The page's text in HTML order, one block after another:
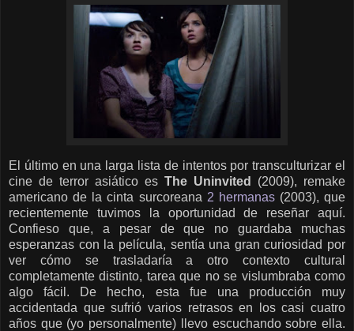
El último en una larga lista de intentos por transculturizar el
cine de terror asiático es The Uninvited
(2009), remake
americano de la cinta surcoreana 2 hermanas(2003), que
recientemente tuvimos la oportunidad de reseñar aquí.
Confieso que, a pesar de que no guardaba muchas
esperanzas con la película, sentía una gran curiosidad por
ver cómo se trasladaría a otro contexto cultural
completamente distinto, tarea que no se vislumbraba como
algo fácil. De hecho, esta fue una producción muy
accidentada que sufrió varios retrasos en los casi cuatro
años que (yo personalmente) llevo escuchando sobre ella.